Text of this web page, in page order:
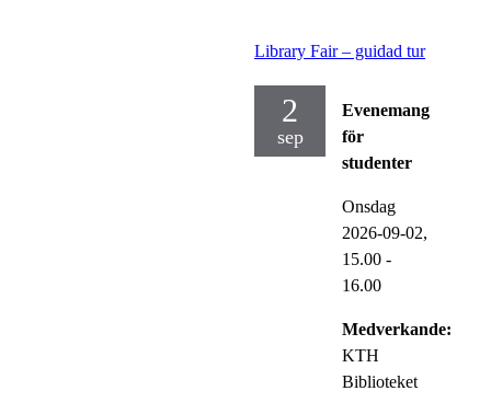
Library Fair – guidad tur
2
sep
Evenemang
för
studenter
Onsdag
2026-09-02,
15.00 -
16.00
Medverkande:
KTH
Biblioteket